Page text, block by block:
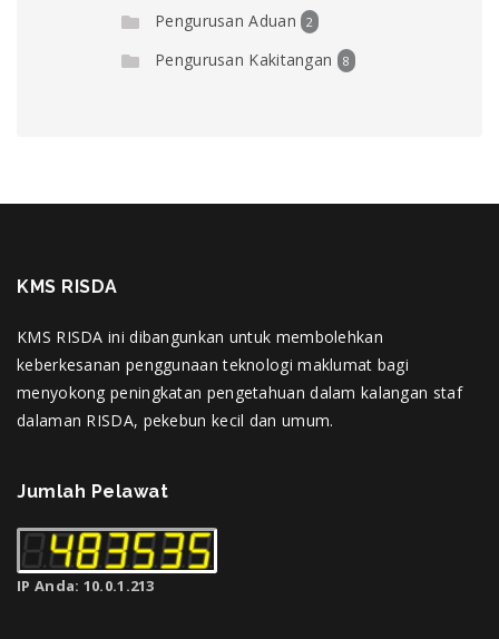
Pengurusan Aduan 2
Pengurusan Kakitangan 8
KMS RISDA
KMS RISDA ini dibangunkan untuk membolehkan
keberkesanan penggunaan teknologi maklumat bagi
menyokong peningkatan pengetahuan dalam kalangan staf
dalaman RISDA, pekebun kecil dan umum.
Jumlah Pelawat
IP Anda: 10.0.1.213